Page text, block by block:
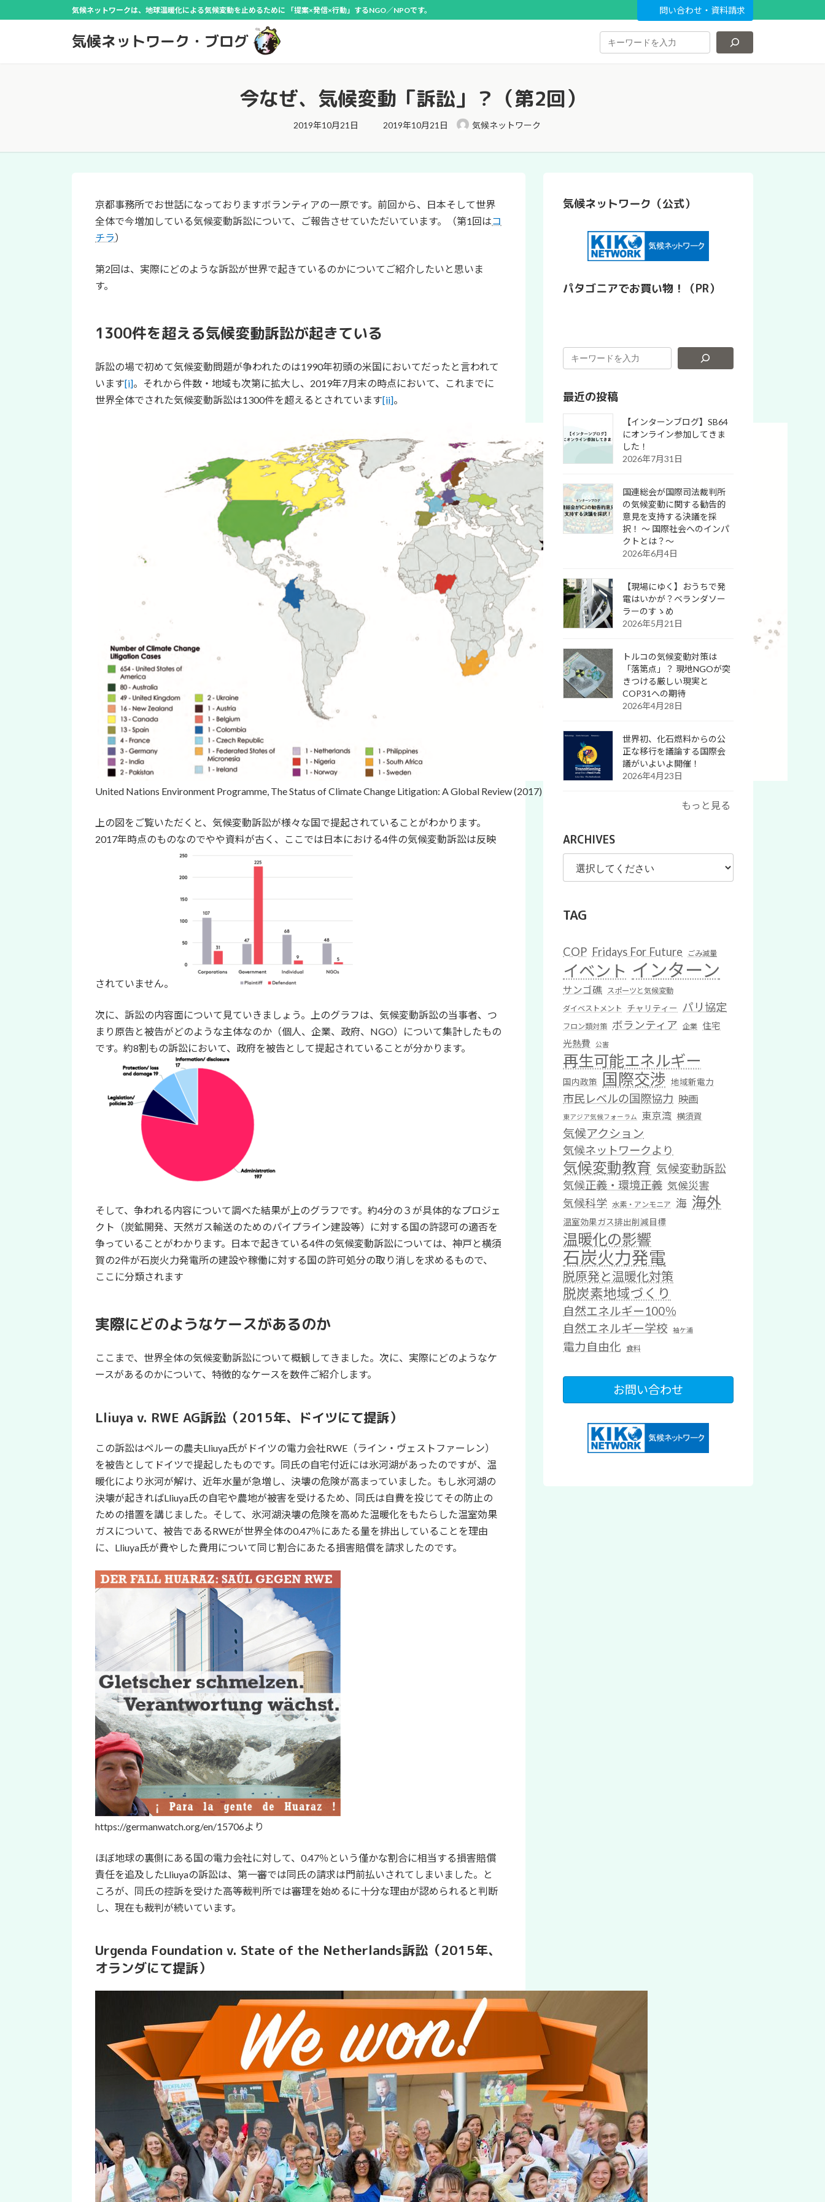
ン
ビ
気候ネットワークは、地球温暖化による気候変動を止めるために 「提案×発信×行動」するNGO／NPOです。 問い合わせ・資料請求
気候ネットワーク・ブログ
今なぜ、気候変動「訴訟」？（第2回）
2019年10月21日
最
終
日
2019年10月21日 気候ネットワーク
京都事務所でお世話になっておりますボランティアの一原です。前回から、日本そして世界
全体で今増加している気候変動訴訟について、ご報告させていただいています。（第1回はコ
チラ）
第2回は、実際にどのような訴訟が世界で起きているのかについてご紹介したいと思いま
す。
1300件を超える気候変動訴訟が起きている
訴訟の場で初めて気候変動問題が争われたのは1990年初頭の米国においてだったと言われて
います[i]。それから件数・地域も次第に拡大し、2019年7月末の時点において、これまでに
世界全体でされた気候変動訴訟は1300件を超えるとされています[ii]。
United Nations Environment Programme, The Status of Climate Change Litigation: A Global Review (2017) より
上の図をご覧いただくと、気候変動訴訟が様々な国で提起されていることがわかります。
2017年時点のものなのでやや資料が古く、ここでは日本における4件の気候変動訴訟は反映
されていません。
次に、訴訟の内容面について見ていきましょう。上のグラフは、気候変動訴訟の当事者、つ
まり原告と被告がどのような主体なのか（個人、企業、政府、NGO）について集計したもの
です。約8割もの訴訟において、政府を被告として提起されていることが分かります。
そして、争われる内容について調べた結果が上のグラフです。約4分の３が具体的なプロジェ
クト（炭鉱開発、天然ガス輸送のためのパイプライン建設等）に対する国の許認可の適否を
争っていることがわかります。日本で起きている4件の気候変動訴訟については、神戸と横須
賀の2件が石炭火力発電所の建設や稼働に対する国の許可処分の取り消しを求めるもので、
ここに分類されます
実際にどのようなケースがあるのか
ここまで、世界全体の気候変動訴訟について概観してきました。次に、実際にどのようなケ
ースがあるのかについて、特徴的なケースを数件ご紹介します。
Lliuya v. RWE AG訴訟（2015年、ドイツにて提訴）
この訴訟はペルーの農夫Lliuya氏がドイツの電力会社RWE（ライン・ヴェストファーレン）
を被告としてドイツで提起したものです。同氏の自宅付近には氷河湖があったのですが、温
暖化により氷河が解け、近年水量が急増し、決壊の危険が高まっていました。もし氷河湖の
決壊が起きればLliuya氏の自宅や農地が被害を受けるため、同氏は自費を投じてその防止の
ための措置を講じました。そして、氷河湖決壊の危険を高めた温暖化をもたらした温室効果
ガスについて、被告であるRWEが世界全体の0.47％にあたる量を排出していることを理由
に、Lliuya氏が費やした費用について同じ割合にあたる損害賠償を請求したのです。
https://germanwatch.org/en/15706より
ほぼ地球の裏側にある国の電力会社に対して、0.47％という僅かな割合に相当する損害賠償
責任を追及したLliuyaの訴訟は、第一審では同氏の請求は門前払いされてしまいました。と
ころが、同氏の控訴を受けた高等裁判所では審理を始めるに十分な理由が認められると判断
し、現在も裁判が続いています。
Urgenda Foundation v. State of the Netherlands訴訟（2015年、
オランダにて提訴）
気候ネットワーク（公式）
パタゴニアでお買い物！（PR）
最近の投稿
【インターンブログ】SB64
にオンライン参加してきま
した！
2026年7月31日
国連総会が国際司法裁判所
の気候変動に関する勧告的
意見を支持する決議を採
択！ 〜 国際社会へのインパ
クトとは？～
2026年6月4日
【現場にゆく】おうちで発
電はいかが？ベランダソー
ラーのすゝめ
2026年5月21日
トルコの気候変動対策は
「落第点」？ 現地NGOが突
きつける厳しい現実と
COP31への期待
2026年4月28日
世界初、化石燃料からの公
正な移行を議論する国際会
議がいよいよ開催！
2026年4月23日
もっと見る
ARCHIVES
TAG
COP Fridays For Future ごみ減量
イベント インターン
サンゴ礁 スポーツと気候変動
ダイベストメント
チャリティー パリ協定
フロン類対策 ボランティア 企業 住宅
光熱費
公害
再生可能エネルギー
国内政策 国際交渉 地域新電力
市民レベルの国際協力 映画
東アジア気候フォーラム 東京湾 横須賀
気候アクション
気候ネットワークより
気候変動教育 気候変動訴訟
気候正義・環境正義 気候災害
気候科学 水素・アンモニア 海 海外
温室効果ガス排出削減目標
温暖化の影響
石炭火力発電
脱原発と温暖化対策
脱炭素地域づくり
自然エネルギー100％
自然エネルギー学校
袖ケ浦
電力自由化 食料
お問い合わせ